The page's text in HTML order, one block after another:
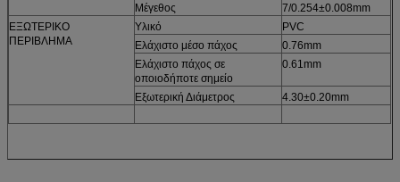
Μέγεθος
7/0.254±0.008mm
ΕΞΩΤΕΡΙΚΟ
ΠΕΡΙΒΛΗΜΑ
Υλικό
PVC
Ελάχιστο μέσο πάχος
0.76mm
Ελάχιστο πάχος σε
οποιοδήποτε σημείο
0.61mm
Εξωτερική Διάμετρος 4.30±0.20mm